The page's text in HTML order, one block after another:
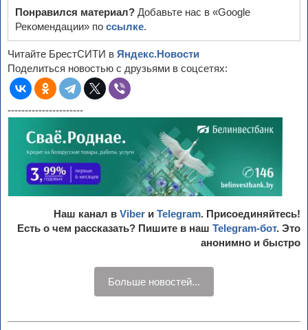
Понравился материал? Добавьте нас в «Google
Рекомендации» по ссылке.
Читайте БрестСИТИ в Яндекс.Новости
Поделиться новостью с друзьями в соцсетях:
----------------------
Наш канал в Viber и Telegram. Присоединяйтесь!
Есть о чем рассказать? Пишите в наш Telegram-бот. Это
анонимно и быстро
Больше новостей...